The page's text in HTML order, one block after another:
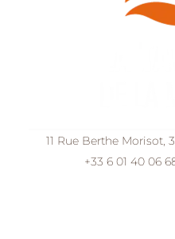
11 Rue Berthe Morisot,
+33 6 01 40 06